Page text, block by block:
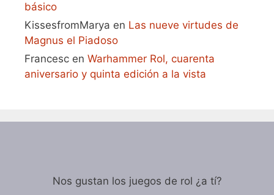
básico
KissesfromMarya en Las nueve virtudes de
Magnus el Piadoso
Francesc en Warhammer Rol, cuarenta
aniversario y quinta edición a la vista
Nos gustan los juegos de rol ¿a tí?